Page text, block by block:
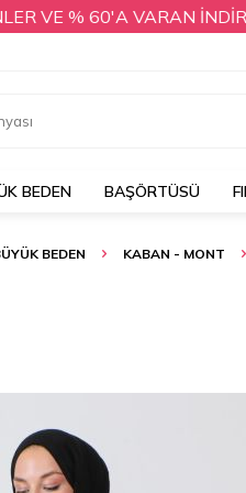
VE % 60'A VARAN
BEDEN BAŞÖRTÜSÜ
BEDEN KABAN - MONT